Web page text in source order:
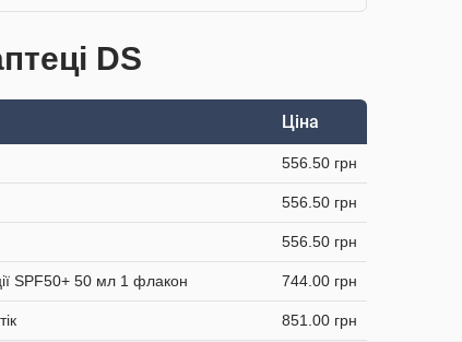
DS
Ціна
556.50 грн
556.50 грн
556.50 грн
SPF50+ 50 мл 1 флакон 744.00 грн
851.00 грн